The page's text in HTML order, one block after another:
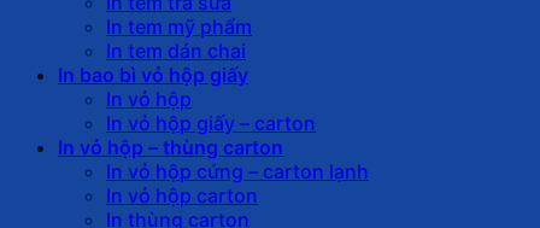
In tem mỹ phẩm
In tem dán chai
In bao bì vỏ hộp giấy
In vỏ hộp
In vỏ hộp giấy – carton
In vỏ hộp – thùng carton
In vỏ hộp cứng – carton lạnh
In vỏ hộp carton
In thùng carton